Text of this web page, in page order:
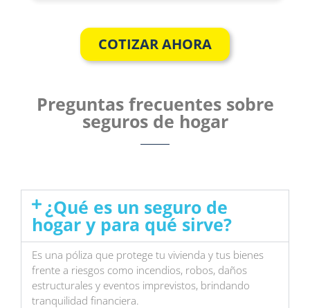
COTIZAR AHORA
Preguntas frecuentes sobre
seguros de hogar
¿Qué es un seguro de
hogar y para qué sirve?
Es una póliza que protege tu vivienda y tus bienes
frente a riesgos como incendios, robos, daños
estructurales y eventos imprevistos, brindando
tranquilidad financiera.